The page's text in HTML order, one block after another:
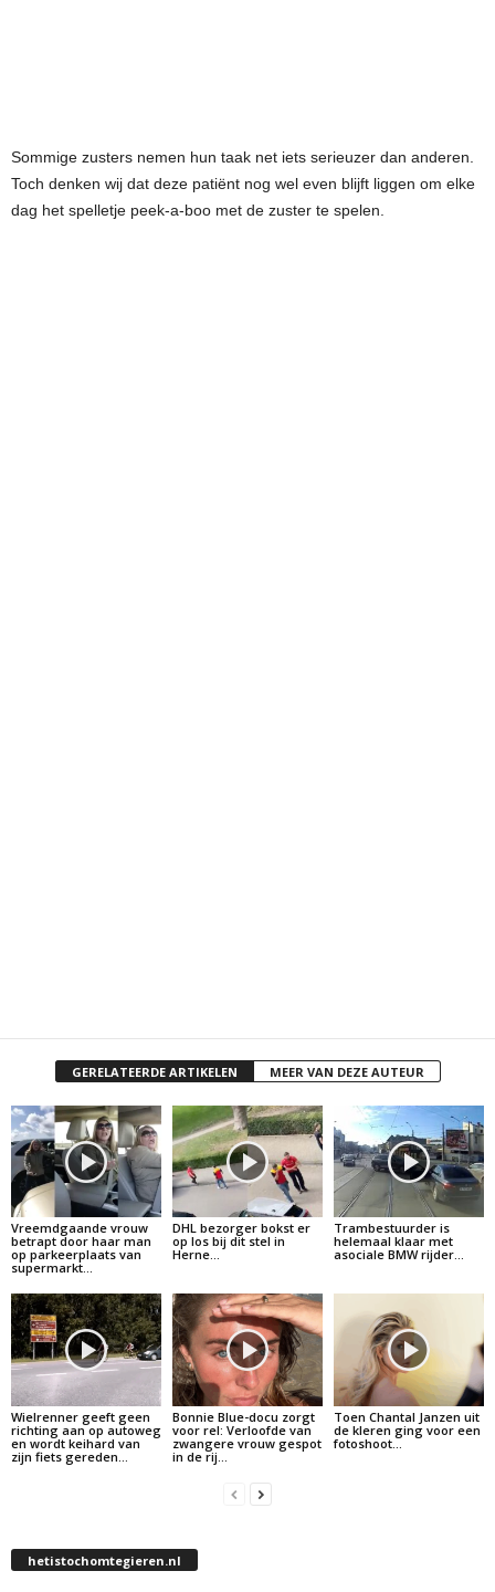
Sommige zusters nemen hun taak net iets serieuzer dan anderen.
Toch denken wij dat deze patiënt nog wel even blijft liggen om elke
dag het spelletje peek-a-boo met de zuster te spelen.
GERELATEERDE ARTIKELEN MEER VAN DEZE AUTEUR
Vreemdgaande vrouw
betrapt door haar man
op parkeerplaats van
supermarkt…
DHL bezorger bokst er
op los bij dit stel in
Herne…
Trambestuurder is
helemaal klaar met
asociale BMW rijder…
Wielrenner geeft geen
richting aan op autoweg
en wordt keihard van
zijn fiets gereden…
Bonnie Blue-docu zorgt
voor rel: Verloofde van
zwangere vrouw gespot
in de rij…
Toen Chantal Janzen uit
de kleren ging voor een
fotoshoot…
hetistochomtegieren.nl